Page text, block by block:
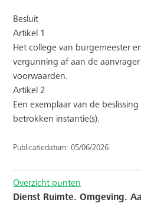
Besluit
Artikel 1
Het college van burgemeester
vergunning af aan de
voorwaarden.
Artikel 2
Een exemplaar van de
betrokken instantie(s).
Publicatiedatum: 05/06/2026
Overzicht punten
Dienst Ruimte. Omgeving.